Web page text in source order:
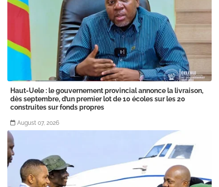
Haut-Uele : le gouvernement provincial annonce la livraison,
dès septembre, d’un premier lot de 10 écoles sur les 20
construites sur fonds propres
August 07, 2026